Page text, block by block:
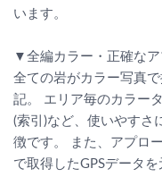
います。
▼全編カラー・正確な
全ての岩がカラー写真
記。 エリア毎のカラー
(索引)など、使いやすさ
徴です。 また、アプロ
で取得したGPSデータ